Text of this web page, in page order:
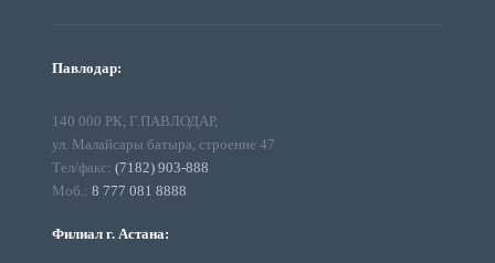
Павлодар:
140 000 РК, Г.ПАВЛОДАР,
ул. Малайсары батыра, строение 47
Тел/факс: (7182) 903-888
Моб.: 8 777 081 8888
Филиал г. Астана: